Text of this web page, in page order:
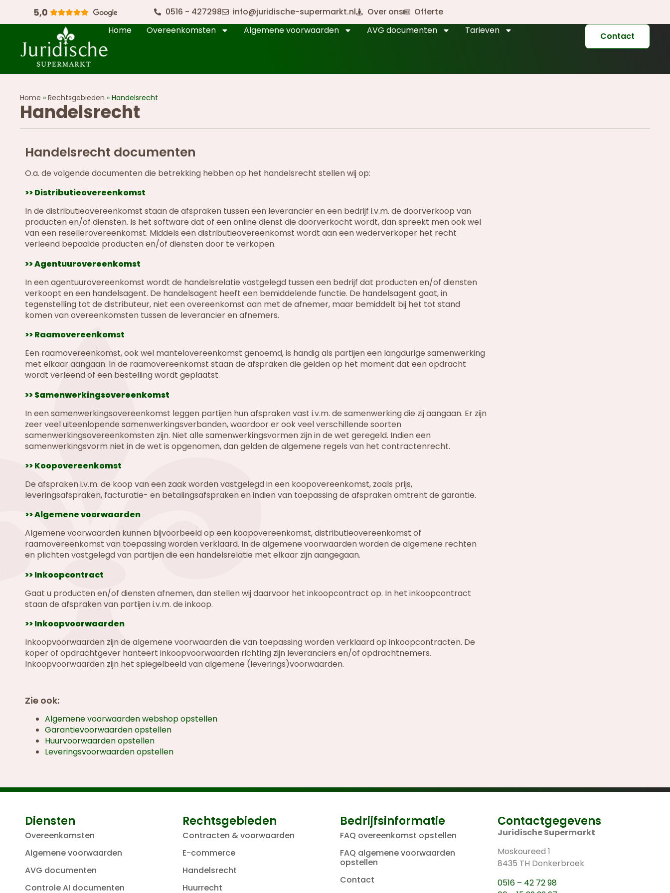
0516 - 427298 info@juridische-supermarkt.nl Over ons
Offerte
Home
Overeenkomsten Algemene voorwaarden AVG documenten Tarieven
Contact
Handelsrecht
Home »Rechtsgebieden »Handelsrecht
Handelsrecht documenten
O.a. de volgende documenten die betrekking hebben op het handelsrecht stellen wij op:
>> Distributieovereenkomst
In de distributieovereenkomst staan de afspraken tussen een leverancier en een bedrijf i.v.m. de doorverkoop van
producten en/of diensten. Is het software dat of een online dienst die doorverkocht wordt, dan spreekt men ook wel
van een resellerovereenkomst. Middels een distributieovereenkomst wordt aan een wederverkoper het recht
verleend bepaalde producten en/of diensten door te verkopen.
>> Agentuurovereenkomst
In een agentuurovereenkomst wordt de handelsrelatie vastgelegd tussen een bedrijf dat producten en/of diensten
verkoopt en een handelsagent. De handelsagent heeft een bemiddelende functie. De handelsagent gaat, in
tegenstelling tot de distributeur, niet een overeenkomst aan met de afnemer, maar bemiddelt bij het tot stand
komen van overeenkomsten tussen de leverancier en afnemers.
>> Raamovereenkomst
Een raamovereenkomst, ook wel mantelovereenkomst genoemd, is handig als partijen een langdurige samenwerking
met elkaar aangaan. In de raamovereenkomst staan de afspraken die gelden op het moment dat een opdracht
wordt verleend of een bestelling wordt geplaatst.
>> Samenwerkingsovereenkomst
In een samenwerkingsovereenkomst leggen partijen hun afspraken vast i.v.m. de samenwerking die zij aangaan. Er zijn
zeer veel uiteenlopende samenwerkingsverbanden, waardoor er ook veel verschillende soorten
samenwerkingsovereenkomsten zijn. Niet alle samenwerkingsvormen zijn in de wet geregeld. Indien een
samenwerkingsvorm niet in de wet is opgenomen, dan gelden de algemene regels van het contractenrecht.
>> Koopovereenkomst
De afspraken i.v.m. de koop van een zaak worden vastgelegd in een koopovereenkomst, zoals prijs,
leveringsafspraken, facturatie- en betalingsafspraken en indien van toepassing de afspraken omtrent de garantie.
>> Algemene voorwaarden
Algemene voorwaarden kunnen bijvoorbeeld op een koopovereenkomst, distributieovereenkomst of
raamovereenkomst van toepassing worden verklaard. In de algemene voorwaarden worden de algemene rechten
en plichten vastgelegd van partijen die een handelsrelatie met elkaar zijn aangegaan.
>> Inkoopcontract
Gaat u producten en/of diensten afnemen, dan stellen wij daarvoor het inkoopcontract op. In het inkoopcontract
staan de afspraken van partijen i.v.m. de inkoop.
>> Inkoopvoorwaarden
Inkoopvoorwaarden zijn de algemene voorwaarden die van toepassing worden verklaard op inkoopcontracten. De
koper of opdrachtgever hanteert inkoopvoorwaarden richting zijn leveranciers en/of opdrachtnemers.
Inkoopvoorwaarden zijn het spiegelbeeld van algemene (leverings)voorwaarden.
Zie ook:
Algemene voorwaarden webshop opstellen
Garantievoorwaarden opstellen
Huurvoorwaarden opstellen
Leveringsvoorwaarden opstellen
Diensten
Overeenkomsten
Algemene voorwaarden
AVG documenten
Controle AI documenten
Rechtsgebieden
Contracten & voorwaarden
E-commerce
Handelsrecht
Huurrecht
Bedrijfsinformatie
FAQ overeenkomst opstellen
FAQ algemene voorwaarden
opstellen
Contact
Contactgegevens
Juridische Supermarkt
Moskoureed 1
8435 TH Donkerbroek
0516 – 42 72 98